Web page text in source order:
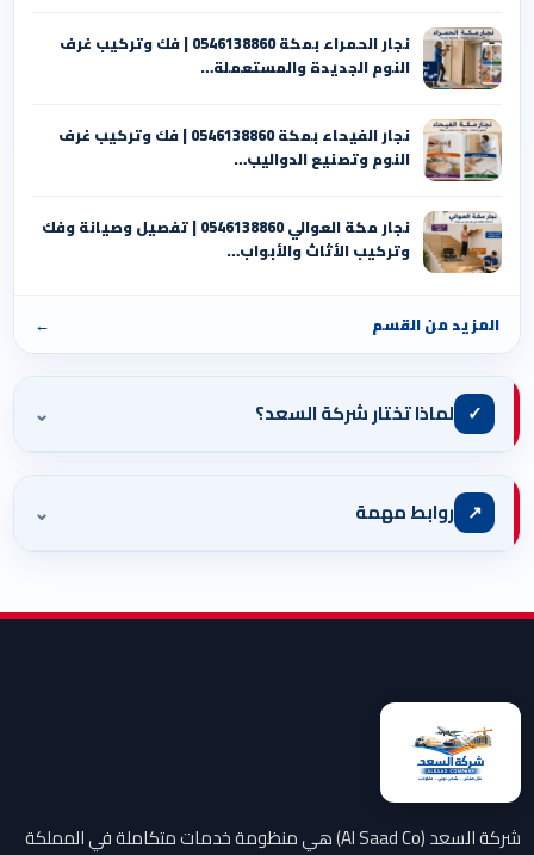
نجار الحمراء بمكة 0546138860⁩ | فك وتركيب غرف
النوم الجديدة والمستعملة…
نجار الفيحاء بمكة 0546138860⁩ | فك وتركيب غرف
النوم وتصنيع الدواليب…
نجار مكة العوالي 0546138860⁩ | تفصيل وصيانة وفك
وتركيب الأثاث والأبواب…
المزيد من القسم ←
✓ لماذا تختار شركة السعد؟ ⌄
↗ روابط مهمة ⌄
شركة السعد (Al Saad Co) هي منظومة خدمات متكاملة في المملكة